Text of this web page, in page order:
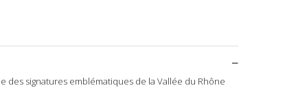
des signatures emblématiques de la Vallée du Rhône